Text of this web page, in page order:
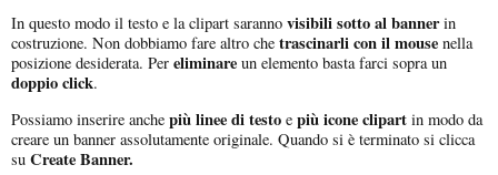
In questo modo il testo e la clipart saranno visibili sotto al bannerin
costruzione. Non dobbiamo fare altro che trascinarli con il mouse nella
posizione desiderata. Per eliminare un elemento basta farci sopra un
doppio click.
Possiamo inserire anche più linee di testo e più icone clipart in modo da
creare un banner assolutamente originale. Quando si è terminato si clicca
su Create Banner.